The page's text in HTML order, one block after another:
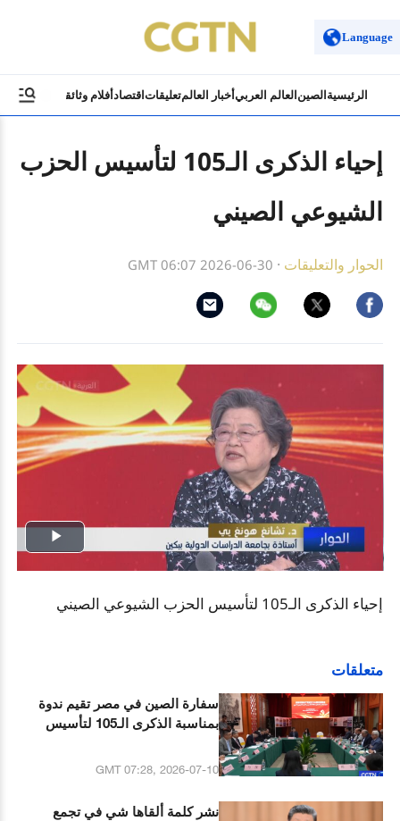
Language
الرئيسية الصين العالم العربيأخبار العالمتعليقات اقتصادأفلام وثائقية ثقافة
إحياء الذكرى الـ105 لتأسيس الحزب
الشيوعي الصيني
الحوار والتعليقات ·
GMT 06:07 2026-06-30
Play
إحياء الذكرى الـ105 لتأسيس الحزب الشيوعي الصيني
متعلقات
سفارة الصين في مصر تقيم ندوة
بمناسبة الذكرى الـ105 لتأسيس
GMT 07:28, 2026-07-10
نشر كلمة ألقاها شي في تجمع